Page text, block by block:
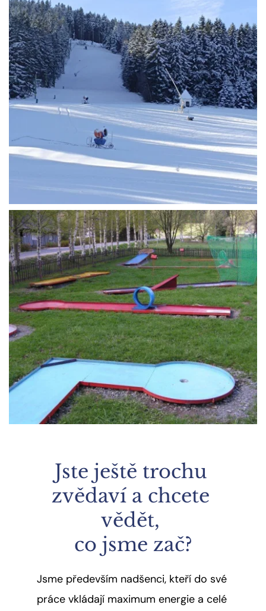
Jste ještě trochu
zvědaví a chcete
vědět,
co jsme zač?
Jsme především nadšenci, kteří do své
práce vkládají maximum energie a celé